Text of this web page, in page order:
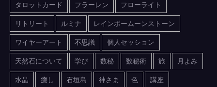
タロットカード フラーレン フローライト
リトリート ルミナ レインボームーンストーン
ワイヤーアート 不思議 個人セッション
天然石について 学び 数秘 数秘術 旅 月よみ
水晶 癒し 石垣島 神さま 色 講座